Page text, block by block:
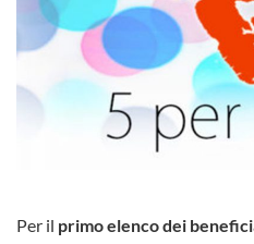
Per il primo elenco dei